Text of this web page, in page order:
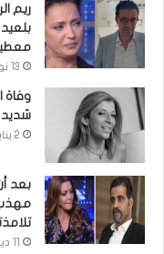
ريم
13 نوفمبر 2022
وفاة
شديد
2 يناير 2021
بعد
مهذب